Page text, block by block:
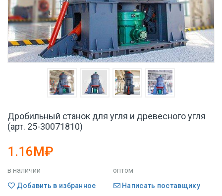
Дробильный станок для угля и древесного угля
(арт. 25-30071810)
1.16M₽
в наличии
оптом
Добавить в избранное
Написать поставщику